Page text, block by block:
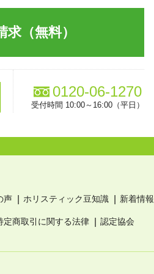
求（無料）
0120-06-1270
受付時間 10:00～16:00（平日）
声 ホリスティック豆知識 新着情報
定商取引に関する法律 認定協会